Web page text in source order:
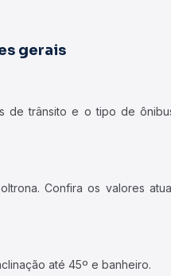
gerais
trânsito e o tipo de
Confira os valores
até 45º e banheiro.